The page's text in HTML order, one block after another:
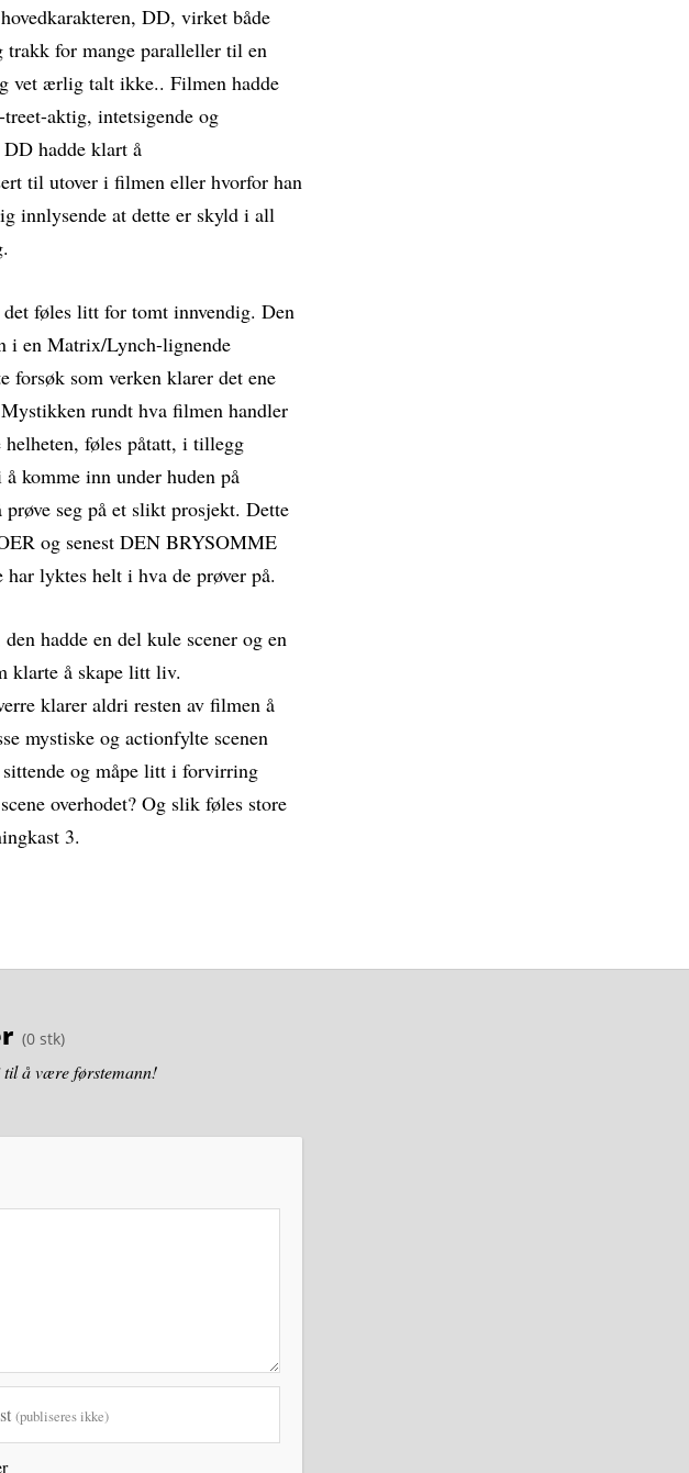
DD, virket både
for mange paralleller til en
vet ærlig talt ikke.. Filmen hadde
aktig, intetsigende og
hadde klart å
til utover i filmen eller hvorfor han
innlysende at dette er skyld i all
føles litt for tomt innvendig. Den
i en Matrix/Lynch-lignende
som verken klarer det ene
rundt hva filmen handler
føles påtatt, i tillegg
komme inn under huden på
seg på et slikt prosjekt. Dette
og senest DEN BRYSOMME
lyktes helt i hva de prøver på.
hadde en del kule scener og en
klarte å skape litt liv.
klarer aldri resten av filmen å
mystiske og actionfylte scenen
og måpe litt i forvirring
overhodet? Og slik føles store
3.
til å være førstemann!
(publiseres ikke)